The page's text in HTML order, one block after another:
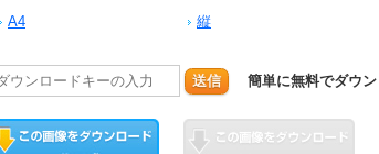
A4
縦
送信 簡単に無料でダウ